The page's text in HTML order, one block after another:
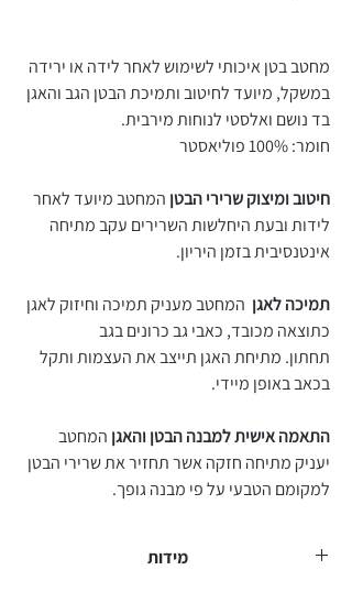
מחטב בטן איכותי לשימוש לאחר לידה או ירידה
במשקל, מיועד לחיטוב ותמיכת הבטן הגב והאגן
בד נושם ואלסטי לנוחות מירבית.
חומר: 100% פוליאסטר
חיטוב ומיצוק שרירי הבטן המחטב מיועד לאחר
לידות ובעת היחלשות השרירים עקב מתיחה
אינטנסיבית בזמן היריון.
תמיכה לאגן המחטב מעניק תמיכה וחיזוק לאגן
כתוצאה מכובד, כאבי גב כרונים בגב
תחתון. מתיחת האגן תייצב את העצמות ותקל
בכאב באופן מיידי.
התאמה אישית למבנה הבטן והאגן המחטב
יעניק מתיחה חזקה אשר תחזיר את שרירי הבטן
למקומם הטבעי על פי מבנה גופך.
מידות